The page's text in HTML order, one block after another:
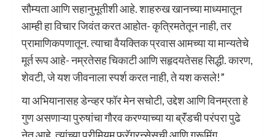
सौम्यता आणि सहानुभूतीशी आहे. शाहरुख खानच्या माध्यमातून
आम्ही हा विचार जिवंत करत आहोत- कृत्रिमतेतून नाही, तर
प्रामाणिकपणातून. त्याचा वैयक्तिक प्रवास आमच्या या मान्यतेचे
मूर्त रूप आहे- नम्रतेसह चिकाटी आणि सहृदयतेसह सिद्धी. कारण,
शेवटी, जे यश जीवनाला स्पर्श करत नाही, ते यश कसले!”
या अभियानासह डेन्व्हर फॉर मेन सचोटी, उद्देश आणि विनम्रता हे
गुण असणाऱ्या पुरुषांचा गौरव करण्याच्या या ब्रॅंडची परंपरा पुढे